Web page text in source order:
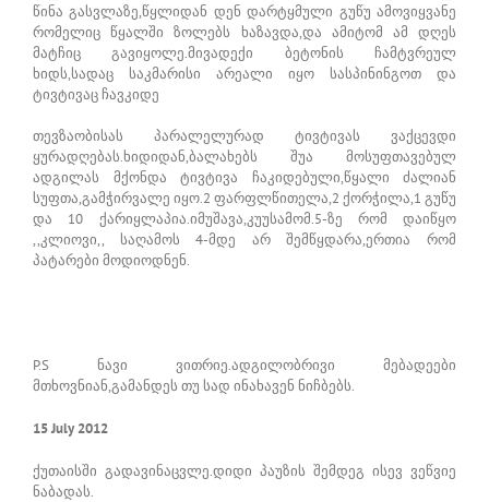
წინა გასვლაზე,წყლიდან დენ დარტყმული გუწუ ამოვიყვანე
რომელიც წყალში ზოლებს ხაზავდა,და ამიტომ ამ დღეს
მატჩიც გავიყოლე.მივადექი ბეტონის ჩამტვრეულ
ხიდს,სადაც საკმარისი არეალი იყო სასპინინგოთ და
ტივტივაც ჩავკიდე
თევზაობისას პარალელურად ტივტივას ვაქცევდი
ყურადღებას.ხიდიდან,ბალახებს შუა მოსუფთავებულ
ადგილას მქონდა ტივტივა ჩაკიდებული,წყალი ძალიან
სუფთა,გამჭირვალე იყო.2 ფარფლწითელა,2 ქორჭილა,1 გუწუ
და 10 ქარიყლაპია.იმუშავა,კუუსამომ.5-ზე რომ დაიწყო
,,კლიოვი,, საღამოს 4-მდე არ შემწყდარა,ერთია რომ
პატარები მოდიოდნენ.
P.S ნავი ვითრიე.ადგილობრივი მებადეები
მთხოვნიან,გამანდეს თუ სად ინახავენ ნიჩბებს.
15 July 2012
ქუთაისში გადავინაცვლე.დიდი პაუზის შემდეგ ისევ ვეწვიე
ნაბადას.